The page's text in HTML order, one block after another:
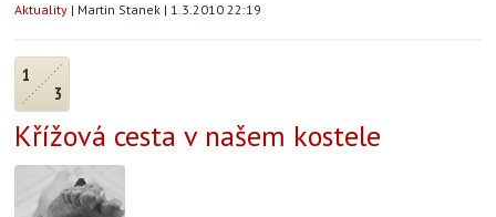
Aktuality | Martin Stanek | 1.3.2010 22:19
1
3
Křížová cesta v našem kostele